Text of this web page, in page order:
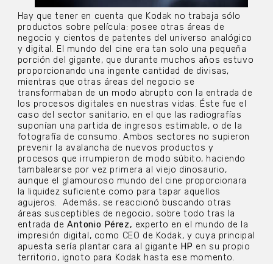
Hay que tener en cuenta que Kodak no trabaja sólo
productos sobre película: posee otras áreas de
negocio y cientos de patentes del universo analógico
y digital. El mundo del cine era tan solo una pequeña
porción del gigante, que durante muchos años estuvo
proporcionando una ingente cantidad de divisas,
mientras que otras áreas del negocio se
transformaban de un modo abrupto con la entrada de
los procesos digitales en nuestras vidas. Éste fue el
caso del sector sanitario, en el que las radiografías
suponían una partida de ingresos estimable, o de la
fotografía de consumo. Ambos sectores no supieron
prevenir la avalancha de nuevos productos y
procesos que irrumpieron de modo súbito, haciendo
tambalearse por vez primera al viejo dinosaurio,
aunque el glamouroso mundo del cine proporcionara
la liquidez suficiente como para tapar aquellos
agujeros. Además, se reaccionó buscando otras
áreas susceptibles de negocio, sobre todo tras la
entrada deAntonio Pérez, experto en el mundo de la
impresión digital, como CEO de Kodak, y cuya principal
apuesta sería plantar cara al gigante HP en su propio
territorio, ignoto para Kodak hasta ese momento.